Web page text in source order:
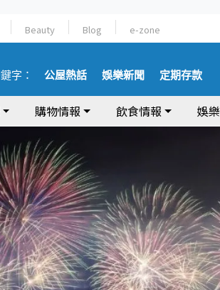
Beauty Blog e-zone
字： 公屋熱話 娛樂新聞 定期存款
購物情報 飲食情報 娛樂